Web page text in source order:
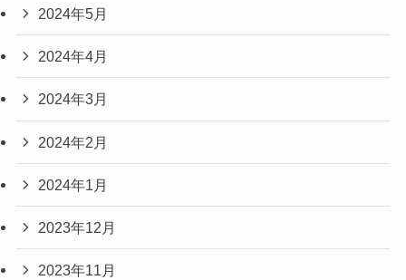
2024年5月
2024年4月
2024年3月
2024年2月
2024年1月
2023年12月
2023年11月